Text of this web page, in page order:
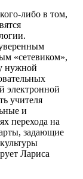
либо в том,
«сетевиком»,
нужной
электронной
учителя
и
перехода на
задающие
Лариса